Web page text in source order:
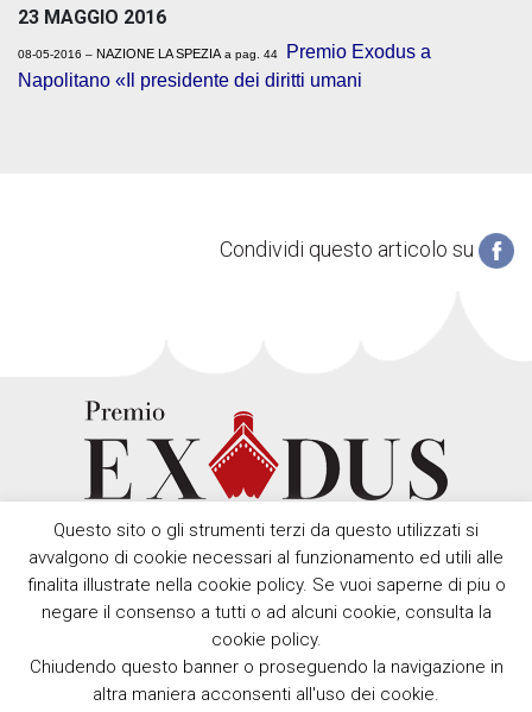
23 MAGGIO 2016
08-05-2016 – NAZIONE LA SPEZIA a pag. 44
Premio Exodus a
Napolitano «Il presidente dei diritti umani
Condividi questo articolo su
Copyright © Premio Exodus 2012 - 2026 Comune della Spezia,
Questo sito o gli strumenti terzi da questo utilizzati si
avvalgono di cookie necessari al funzionamento ed utili alle
finalita illustrate nella cookie policy. Se vuoi saperne di piu o
negare il consenso a tutti o ad alcuni cookie, consulta la
cookie policy.
Chiudendo questo banner o proseguendo la navigazione in
altra maniera acconsenti all'uso dei cookie.